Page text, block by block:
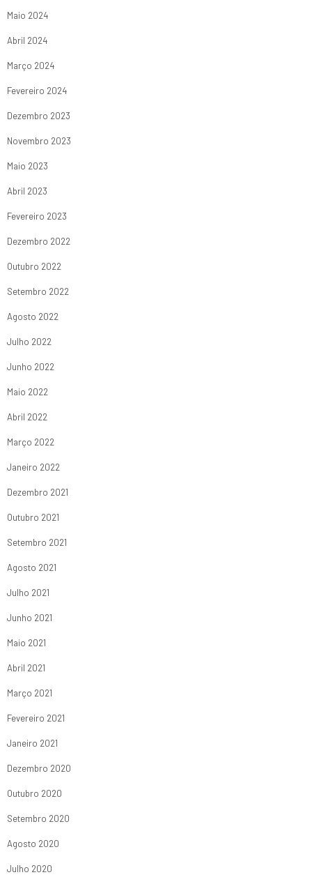
Maio 2024
Abril 2024
Março 2024
Fevereiro 2024
Dezembro 2023
Novembro 2023
Maio 2023
Abril 2023
Fevereiro 2023
Dezembro 2022
Outubro 2022
Setembro 2022
Agosto 2022
Julho 2022
Junho 2022
Maio 2022
Abril 2022
Março 2022
Janeiro 2022
Dezembro 2021
Outubro 2021
Setembro 2021
Agosto 2021
Julho 2021
Junho 2021
Maio 2021
Abril 2021
Março 2021
Fevereiro 2021
Janeiro 2021
Dezembro 2020
Outubro 2020
Setembro 2020
Agosto 2020
Julho 2020